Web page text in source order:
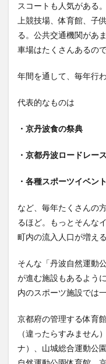
スコートも人気がある
上競技場、体育館、子
る。公共交通機関があ
車場はたくさんあるの
年間を通して、毎年行
代表的なものは
・京丹波食の祭典
・京都丹波ロードレー
・各種スポーツイベン
など、毎年たくさんの
るほど。もっとそんな
町内の流入人口が増える
そんな「丹波自然運動
が進む施設もあるよう
内のスポーツ施設では
京都府の管理する体育
（違ったらすみません
ナ）、山城総合運動公